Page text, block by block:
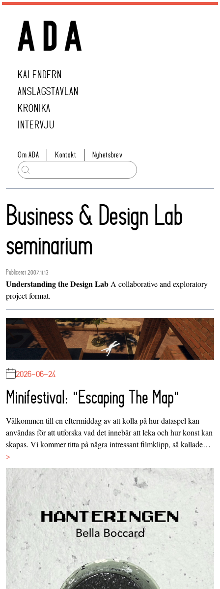
KALENDERN
ANSLAGSTAVLAN
KRÖNIKA
INTERVJU
Om ADA Kontakt Nyhetsbrev
Business & Design Lab
seminarium
Publicerat 2007.11.13
Understanding the Design Lab A collaborative and exploratory
project format.
2026-06-24
Minifestival: "Escaping The Map"
Välkommen till en eftermiddag av att kolla på hur dataspel kan
användas för att utforska vad det innebär att leka och hur konst kan
skapas. Vi kommer titta på några intressant filmklipp, så kallade…
>